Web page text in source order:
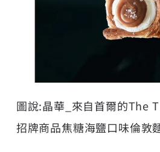
圖說:晶華_來自首爾的The
招牌商品焦糖海鹽口味倫敦